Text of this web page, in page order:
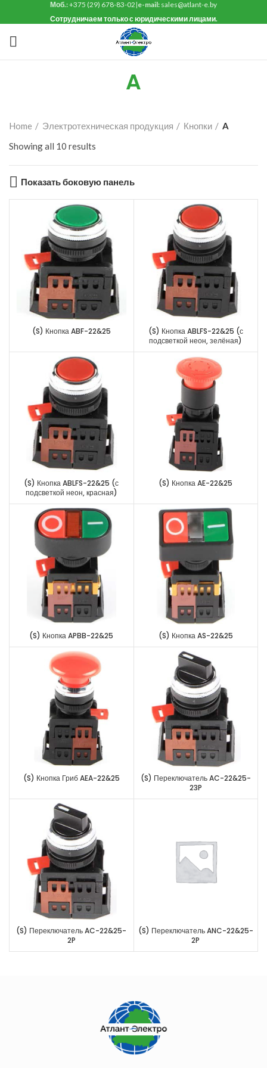
Моб.:+375 (29) 678-83-02 |e-mail: sales@atlant-e.by
Сотрудничаем только с юридическими лицами.
A
Home Электротехническая продукция Кнопки
A
Showing all 10 results
Показать боковую панель
(S) Кнопка ABF-22&25
(S) Кнопка ABLFS-22&25 (с
подсветкой неон, зелёная)
(S) Кнопка ABLFS-22&25 (с
подсветкой неон, красная)
(S) Кнопка AE-22&25
(S) Кнопка APBB-22&25 (S) Кнопка AS-22&25
(S) Кнопка Гриб AEA-22&25
(S) Переключатель AC-22&25-
23P
(S) Переключатель AC-22&25-
2P
(S) Переключатель ANC-22&25-
2P